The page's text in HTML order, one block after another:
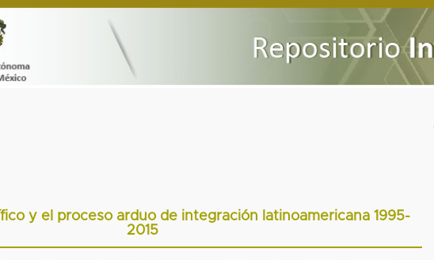
y el proceso arduo de integración latinoamericana 1995-
2015